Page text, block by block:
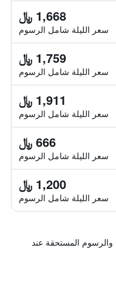
1,668 ﷼
سعر الليلة شامل الرسوم
1,759 ﷼
سعر الليلة شامل الرسوم
1,911 ﷼
سعر الليلة شامل الرسوم
666 ﷼
سعر الليلة شامل الرسوم
1,200 ﷼
سعر الليلة شامل الرسوم
والرسوم المستحقة عند